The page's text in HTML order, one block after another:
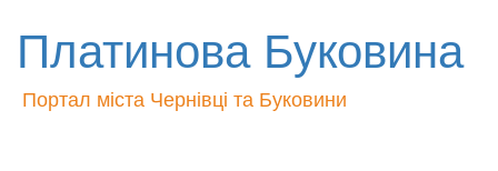
Платинова Буковина
Портал міста Чернівці та Буковини